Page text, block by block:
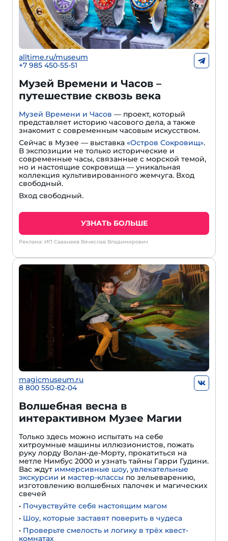
alltime.ru/museum
+7 985 450-55-51
Музей Времени и Часов –
путешествие сквозь века
Музей Времени и Часов — проект, который
представляет историю часового дела, а также
знакомит с современным часовым искусством.
Сейчас в Музее — выставка «Остров Сокровищ».
В экспозиции не только исторические и
современные часы, связанные с морской темой,
но и настоящие сокровища — уникальная
коллекция культивированного жемчуга. Вход
свободный.
Вход свободный.
УЗНАТЬ БОЛЬШЕ
Реклама: ИП Саванеев Вячеслав Владимирович
magicmuseum.ru
8 800 550-82-04
Волшебная весна в
интерактивном Музее Магии
Только здесь можно испытать на себе
хитроумные машины иллюзионистов, пожать
руку лорду Волан-де-Морту, прокатиться на
метле Нимбус 2000 и узнать тайны Гарри Гудини.
Вас ждут иммерсивные шоу, увлекательные
экскурсии и мастер-классы по зельеварению,
изготовлению волшебных палочек и магических
свечей
• Почувствуйте себя настоящим магом
• Шоу, которые заставят поверить в чудеса
• Проверьте смелость и логику в трёх квест-
комнатах